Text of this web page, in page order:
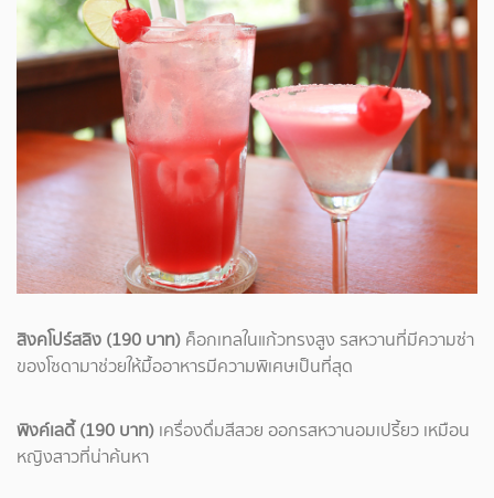
สิงคโปร์สลิง (190 บาท) ค็อกเทลในแก้วทรงสูง รสหวานที่มีความซ่า
ของโซดามาช่วยให้มื้ออาหารมีความพิเศษเป็นที่สุด
พิงค์เลดี้ (190 บาท) เครื่องดื่มสีสวย ออกรสหวานอมเปรี้ยว เหมือน
หญิงสาวที่น่าค้นหา